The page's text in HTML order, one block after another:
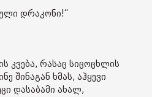
დრაკონი!“
კვება, რასაც სიცოცხლის
შინაგან ხმას, აჰყევი
დასაბამი ახალ,